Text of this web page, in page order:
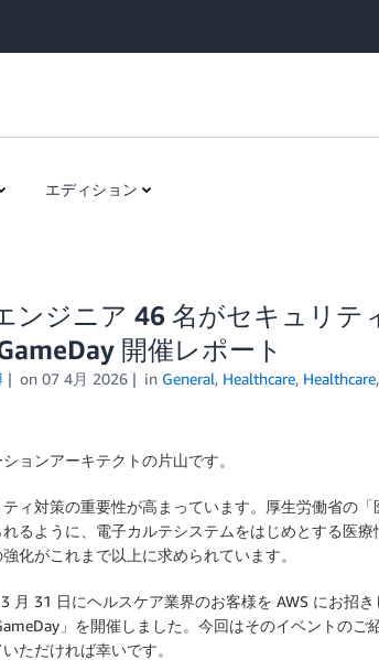
エディション
ンジニア 46 名がセキュリテ
開催レポート
on 07 4月 2026 in General, Healthcare, Healthcare,
ョンアーキテクトの片山です。
ィ対策の重要性が高まっています。厚生労働省の
るように、電子カルテシステムをはじめとする医
化がこれまで以上に求められています。
月 31 日にヘルスケア業界のお客様を AWS にお招
」を開催しました。今回はそのイベントのご
ただければ幸いです。